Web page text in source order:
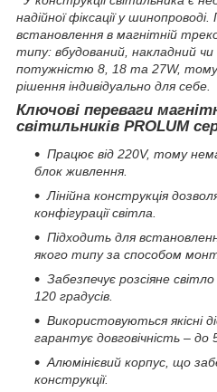
надійної фіксації у
встановлення в магнітній
типу: вбудований, накладний чи
потужністю 8, 18 та 27W, тому
рішення індивідуально для себе.
Ключові переваги
світильників PROLUM
Працює від 220V, тому
блок живлення.
Лінійна конструкція
конфігурації світла.
Підходить для
якого типу за способом
Забезпечує розсіяне
120 градусів.
Використовуються якісні
гарантує довговічність – до
Алюмінієвий корпус, що
конструкції.